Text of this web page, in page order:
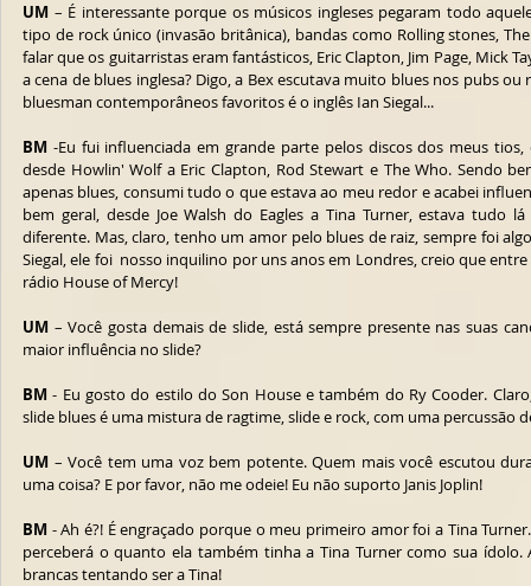
UM – É interessante porque os músicos ingleses pegaram todo
tipo de rock único (invasão britânica), bandas como Rolling stones, The
falar que os guitarristas eram fantásticos, Eric Clapton, Jim Page, Mick
a cena de blues inglesa? Digo, a Bex escutava muito blues nos pubs
bluesman contemporâneos favoritos é o inglês Ian Siegal...
BM -Eu fui influenciada em grande parte pelos discos dos meus
desde Howlin' Wolf a Eric Clapton, Rod Stewart e The Who. Sendo
apenas blues, consumi tudo o que estava ao meu redor e acabei
bem geral, desde Joe Walsh do Eagles a Tina Turner, estava tudo
diferente. Mas, claro, tenho um amor pelo blues de raiz, sempre foi
Siegal, ele foi  nosso inquilino por uns anos em Londres, creio que
rádio House of Mercy!
UM – Você gosta demais de slide, está sempre presente nas suas
maior influência no slide?
BM - Eu gosto do estilo do Son House e também do Ry Cooder.
slide blues é uma mistura de ragtime, slide e rock, com uma percussão
UM – Você tem uma voz bem potente. Quem mais você escutou
uma coisa? E por favor, não me odeie! Eu não suporto Janis Joplin!
BM - Ah é?! É engraçado porque o meu primeiro amor foi a Tina
perceberá o quanto ela também tinha a Tina Turner como sua ídolo.
brancas tentando ser a Tina!